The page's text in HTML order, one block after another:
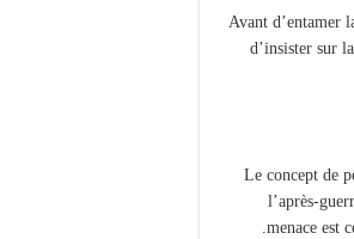
Avant d’entamer
d’insister sur
Le concept de
l’après-
menace est